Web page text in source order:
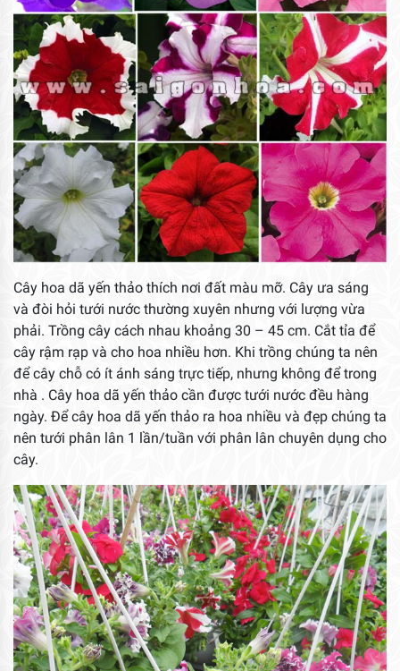
Cây hoa dã yến thảo thích nơi đất màu mỡ. Cây ưa sáng
và đòi hỏi tưới nước thường xuyên nhưng với lượng vừa
phải. Trồng cây cách nhau khoảng 30 – 45 cm. Cắt tỉa để
cây rậm rạp và cho hoa nhiều hơn. Khi trồng chúng ta nên
để cây chỗ có ít ánh sáng trực tiếp, nhưng không để trong
nhà . Cây hoa dã yến thảo cần được tưới nước đều hàng
ngày. Để cây hoa dã yến thảo ra hoa nhiều và đẹp chúng ta
nên tưới phân lân 1 lần/tuần với phân lân chuyên dụng cho
cây.